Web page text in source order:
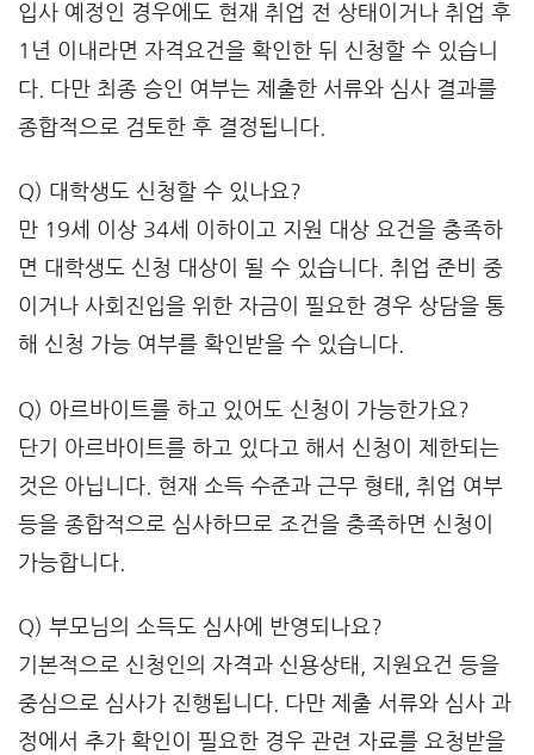
입사 예정인 경우에도 현재 취업 전 상태이거나 취업 후
1년 이내라면 자격요건을 확인한 뒤 신청할 수 있습니
다. 다만 최종 승인 여부는 제출한 서류와 심사 결과를
종합적으로 검토한 후 결정됩니다.
Q) 대학생도 신청할 수 있나요?
만 19세 이상 34세 이하이고 지원 대상 요건을 충족하
면 대학생도 신청 대상이 될 수 있습니다. 취업 준비 중
이거나 사회진입을 위한 자금이 필요한 경우 상담을 통
해 신청 가능 여부를 확인받을 수 있습니다.
Q) 아르바이트를 하고 있어도 신청이 가능한가요?
단기 아르바이트를 하고 있다고 해서 신청이 제한되는
것은 아닙니다. 현재 소득 수준과 근무 형태, 취업 여부
등을 종합적으로 심사하므로 조건을 충족하면 신청이
가능합니다.
Q) 부모님의 소득도 심사에 반영되나요?
기본적으로 신청인의 자격과 신용상태, 지원요건 등을
중심으로 심사가 진행됩니다. 다만 제출 서류와 심사 과
정에서 추가 확인이 필요한 경우 관련 자료를 요청받을